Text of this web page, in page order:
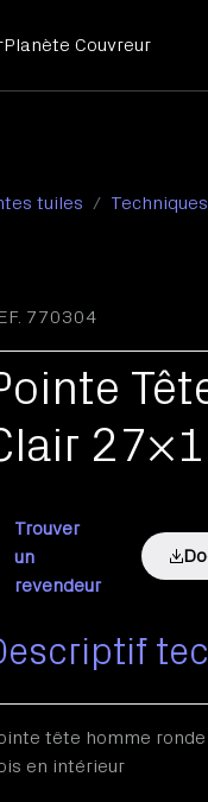
Planète Couvreur
tuiles
Techniques
770304
Trouver
un
revendeur
tête homme
en intérieur